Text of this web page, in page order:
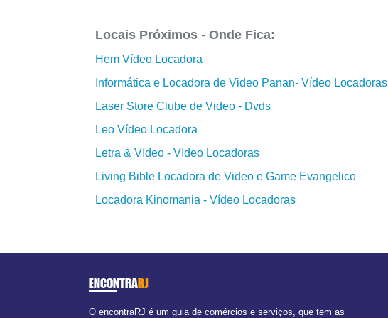
Locais Próximos - Onde Fica:
Hem Vídeo Locadora
Informática e Locadora de Video Panan- Vídeo Locadoras
Laser Store Clube de Video - Dvds
Leo Vídeo Locadora
Letra & Vídeo - Vídeo Locadoras
Living Bible Locadora de Video e Game Evangelico
Locadora Kinomania - Vídeo Locadoras
ENCONTRARJ
O encontraRJ é um guia de comércios e serviços, que tem as